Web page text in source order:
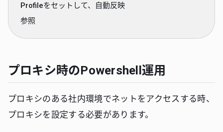
Profileをセットして、自動反映
参照
プロキシ時のPowershell運用
プロキシのある社内環境でネットをアクセスする時、
プロキシを設定する必要があります。